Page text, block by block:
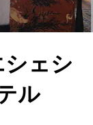
ェシ
ル